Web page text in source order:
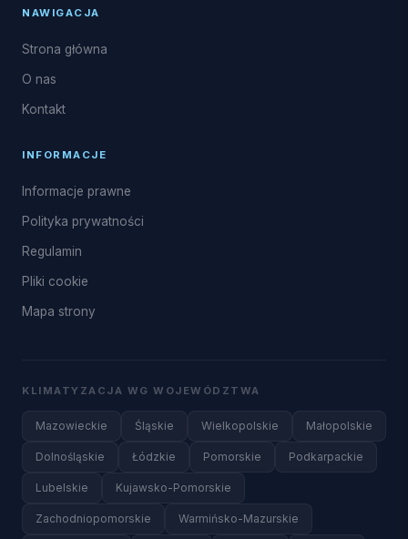
NAWIGACJA
Strona główna
O nas
Kontakt
INFORMACJE
Informacje prawne
Polityka prywatności
Regulamin
Pliki cookie
Mapa strony
KLIMATYZACJA WG WOJEWÓDZTWA
Mazowieckie Śląskie Wielkopolskie Małopolskie
Dolnośląskie Łódzkie Pomorskie Podkarpackie
Lubelskie Kujawsko-Pomorskie
Zachodniopomorskie Warmińsko-Mazurskie